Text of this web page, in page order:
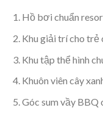
Hồ bơi chuẩn
Khu giải trí cho trẻ
Khu tập thể hình
Khuôn viên cây
Góc sum vầy BBQ